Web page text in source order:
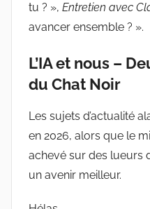
tu ? », Entretien avec
avancer ensemble ? ».
L’IA et nous –
du Chat Noir
Les sujets d’actualité
en 2026, alors que le
achevé sur des lueurs
un avenir meilleur.